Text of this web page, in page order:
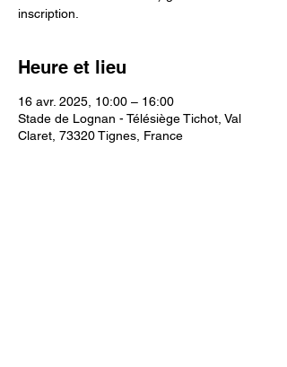
inscription.
Heure et lieu
16 avr. 2025, 10:00 – 16:00
Stade de Lognan - Télésiège Tichot, Val
Claret, 73320 Tignes, France